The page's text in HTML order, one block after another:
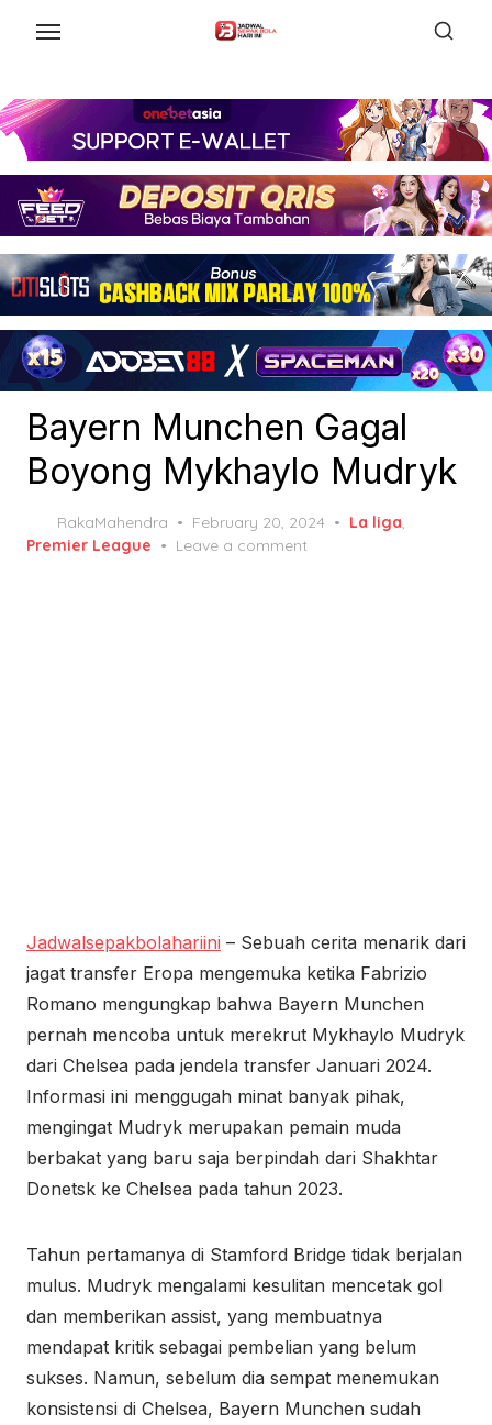
content
Bayern Munchen Gagal
Boyong Mykhaylo Mudryk
RakaMahendra
Posted
on
February 20, 2024 La liga,
Premier League
Leave a comment
Jadwalsepakbolahariini – Sebuah cerita menarik dari
jagat transfer Eropa mengemuka ketika Fabrizio
Romano mengungkap bahwa Bayern Munchen
pernah mencoba untuk merekrut Mykhaylo Mudryk
dari Chelsea pada jendela transfer Januari 2024.
Informasi ini menggugah minat banyak pihak,
mengingat Mudryk merupakan pemain muda
berbakat yang baru saja berpindah dari Shakhtar
Donetsk ke Chelsea pada tahun 2023.
Tahun pertamanya di Stamford Bridge tidak berjalan
mulus. Mudryk mengalami kesulitan mencetak gol
dan memberikan assist, yang membuatnya
mendapat kritik sebagai pembelian yang belum
sukses. Namun, sebelum dia sempat menemukan
konsistensi di Chelsea, Bayern Munchen sudah